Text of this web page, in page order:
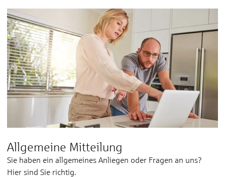
Allgemeine Mitteilung
Sie ha­ben ein all­ge­mei­nes An­lie­gen oder Fra­gen an uns?
Hier sind Sie rich­tig.